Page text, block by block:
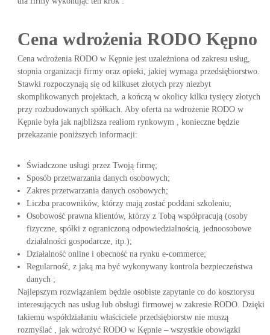
Cena wdrożenia RODO Kępno
Cena wdrożenia RODO w Kępnie jest uzależniona od zakresu usług,
stopnia organizacji firmy oraz opieki, jakiej wymaga przedsiębiorstwo.
Stawki rozpoczynają się od kilkuset złotych przy niezbyt
skomplikowanych projektach, a kończą w okolicy kilku tysięcy złotych
przy rozbudowanych spółkach. Aby oferta na wdrożenie RODO w
Kępnie była jak najbliższa realiom rynkowym , konieczne będzie
przekazanie poniższych informacji:
Świadczone usługi przez Twoją firmę;
Sposób przetwarzania danych osobowych;
Zakres przetwarzania danych osobowych;
Liczba pracowników, którzy mają zostać poddani szkoleniu;
Osobowość prawna klientów, którzy z Tobą współpracują (osoby
fizyczne, spółki z ograniczoną odpowiedzialnością, jednoosobowe
działalności gospodarcze, itp.);
Działalność online i obecność na rynku e-commerce;
Regularność, z jaką ma być wykonywany kontrola bezpieczeństwa
danych ;
Najlepszym rozwiązaniem będzie osobiste zapytanie co do kosztorysu
interesujących nas usług lub obsługi firmowej w zakresie RODO. Dzięki
takiemu współdziałaniu właściciele przedsiębiorstw nie muszą
rozmyślać , jak wdrożyć RODO w Kępnie – wszystkie obowiązki